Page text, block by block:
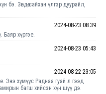
бэ. Зөндөө сайхан үлгэр дуурайл,
2024-08-23 08:39
хүргэе.
2024-08-23 05:43
2024-08-22 23:05
Энэ хүмүүс Раднаа гуай л гээд
багш хийсэн хүн шүү дэ.